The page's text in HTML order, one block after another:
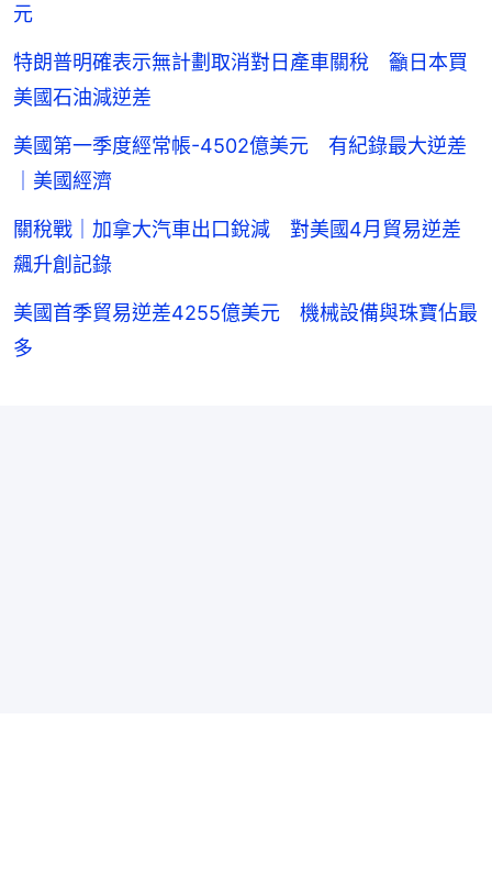
元
特朗普明確表示無計劃取消對日產車關稅 籲日本買
美國石油減逆差
美國第一季度經常帳-4502億美元 有紀錄最大逆差
｜美國經濟
關稅戰｜加拿大汽車出口銳減 對美國4月貿易逆差
飆升創記錄
美國首季貿易逆差4255億美元 機械設備與珠寶佔最
多